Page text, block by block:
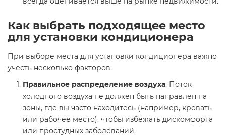
Как выбрать подходящее место
для установки кондиционера
При выборе места для установки кондиционера важно
учесть несколько факторов:
Правильное распределение воздуха. Поток
холодного воздуха не должен быть направлен на
зоны, где вы часто находитесь (например, кровать
или рабочее место), чтобы избежать дискомфорта
или простудных заболеваний.